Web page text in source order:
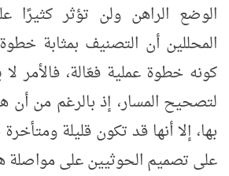
الوضع الراهن ولن تؤثر كثيرًا
المحللين أن التصنيف بمثابة
كونه خطوة عملية فعّالة، فالأمر
لتصحيح المسار، إذ بالرغم من
بها، إلا أنها قد تكون قليلة
على تصميم الحوثيين على مواصلة